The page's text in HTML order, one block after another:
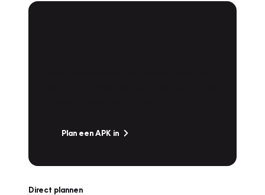
Plan een APK in
Direct plannen